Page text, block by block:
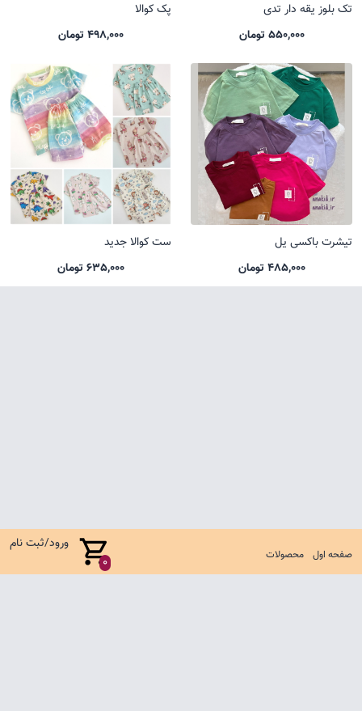
صفحه اول محصولات 0
ورود/ثبت نام
تک بلوز یقه دار تدی
550,000 تومان
پک کوالا
498,000 تومان
تیشرت باکسی یل
485,000 تومان
ست کوالا جدید
635,000 تومان